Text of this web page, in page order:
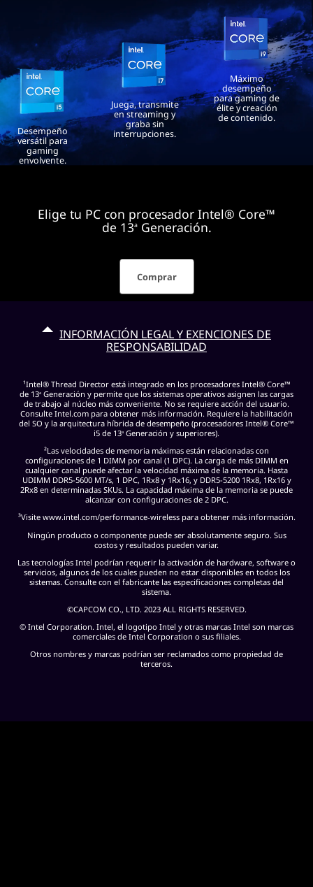
Desempeño
versátil para
gaming
envolvente.
Juega, transmite
en streaming y
graba sin
interrupciones.
Máximo
desempeño
para gaming de
élite y creación
de contenido.
Elige tu PC con procesador Intel® Core™
de 13aGeneración.
Comprar
INFORMACIÓN LEGAL Y EXENCIONES DE
RESPONSABILIDAD
¹Intel® Thread Director está integrado en los procesadores Intel® Core™
de 13a Generación y permite que los sistemas operativos asignen las cargas
de trabajo al núcleo más conveniente. No se requiere acción del usuario.
Consulte Intel.com para obtener más información. Requiere la habilitación
del SO y la arquitectura híbrida de desempeño (procesadores Intel® Core™
i5 de 13a Generación y superiores).
²Las velocidades de memoria máximas están relacionadas con
configuraciones de 1 DIMM por canal (1 DPC). La carga de más DIMM en
cualquier canal puede afectar la velocidad máxima de la memoria. Hasta
UDIMM DDR5-5600 MT/s, 1 DPC, 1Rx8 y 1Rx16, y DDR5-5200 1Rx8, 1Rx16 y
2Rx8 en determinadas SKUs. La capacidad máxima de la memoria se puede
alcanzar con configuraciones de 2 DPC.
³Visite www.intel.com/performance‑wirelesspara obtener más información.
Ningún producto o componente puede ser absolutamente seguro. Sus
costos y resultados pueden variar.
Las tecnologías Intel podrían requerir la activación de hardware, software o
servicios, algunos de los cuales pueden no estar disponibles en todos los
sistemas. Consulte con el fabricante las especificaciones completas del
sistema.
©CAPCOM CO., LTD. 2023 ALL RIGHTS RESERVED.
© Intel Corporation. Intel, el logotipo Intel y otras marcas Intel son marcas
comerciales de Intel Corporation o sus filiales.
Otros nombres y marcas podrían ser reclamados como propiedad de
terceros.